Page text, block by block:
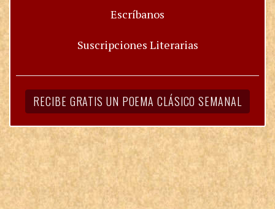
Escríbanos
Suscripciones Literarias
RECIBE GRATIS UN POEMA CLÁSICO SEMANAL